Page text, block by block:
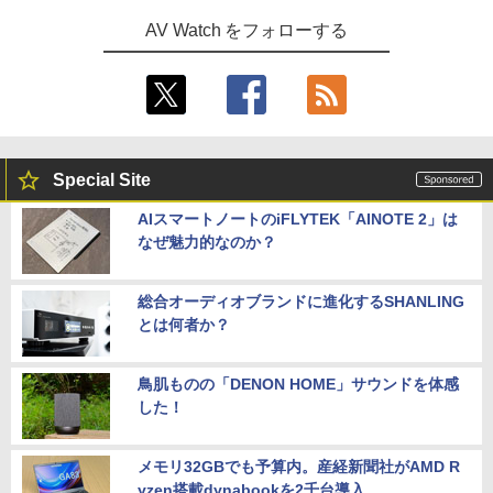
AV Watch をフォローする
Special Site
AIスマートノートのiFLYTEK「AINOTE 2」は
なぜ魅力的なのか？
総合オーディオブランドに進化するSHANLING
とは何者か？
鳥肌ものの「DENON HOME」サウンドを体感
した！
メモリ32GBでも予算内。産経新聞社がAMD R